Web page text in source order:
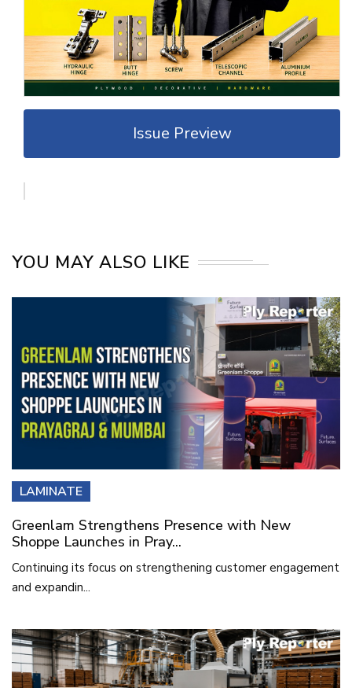
Issue Preview
YOU MAY ALSO LIKE
LAMINATE
Greenlam Strengthens Presence with New
Shoppe Launches in Pray...
Continuing its focus on strengthening customer engagement
and expandin...